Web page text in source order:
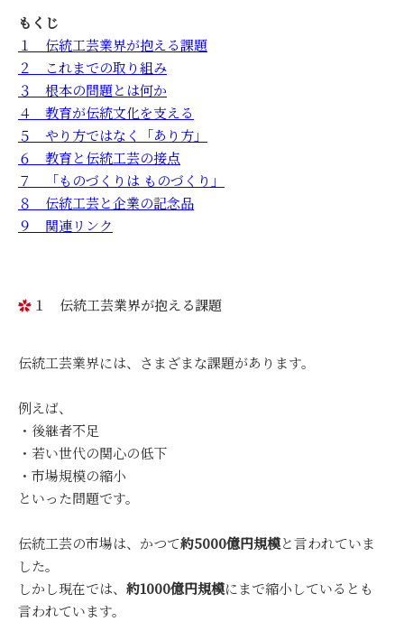
もくじ
１ 伝統工芸業界が抱える課題
２ これまでの取り組み
３ 根本の問題とは何か
４ 教育が伝統文化を支える
５ やり方ではなく「あり方」
６ 教育と伝統工芸の接点
７ 「ものづくりは ものづくり」
８ 伝統工芸と企業の記念品
９ 関連リンク
１ 伝統工芸業界が抱える課題
伝統工芸業界には、さまざまな課題があります。
例えば、
・後継者不足
・若い世代の関心の低下
・市場規模の縮小
といった問題です。
伝統工芸の市場は、かつて約5000億円規模と言われていま
した。
しかし現在では、 約1000億円規模にまで縮小しているとも
言われています。